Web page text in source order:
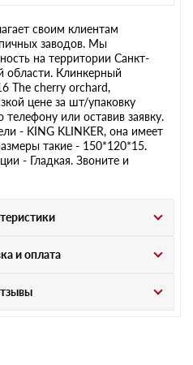
своим клиентам
заводов. Мы
на территории Санкт-
области. Клинкерный
The cherry orchard,
цене за шт/упаковку
или оставив заявку.
- KING KLINKER, она имеет
такие - 150*120*15.
- Гладкая. Звоните и
и оплата